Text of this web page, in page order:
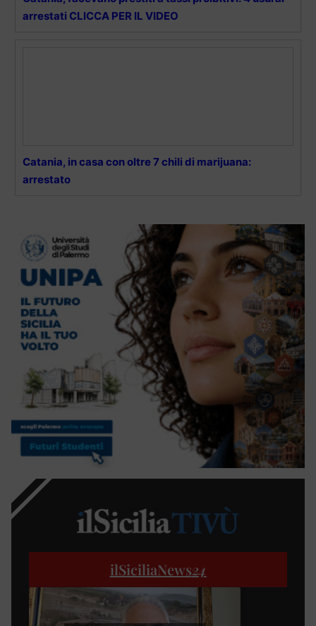
arrestati CLICCA PER IL VIDEO
Catania, in casa con oltre 7 chili di marijuana:
arrestato
ilSiciliaNews24